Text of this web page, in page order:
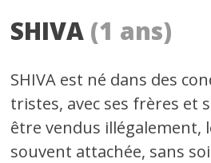
SHIVA (1 ans)
SHIVA est né dans des
tristes, avec ses frères et
être vendus illégalement,
souvent attachée, sans